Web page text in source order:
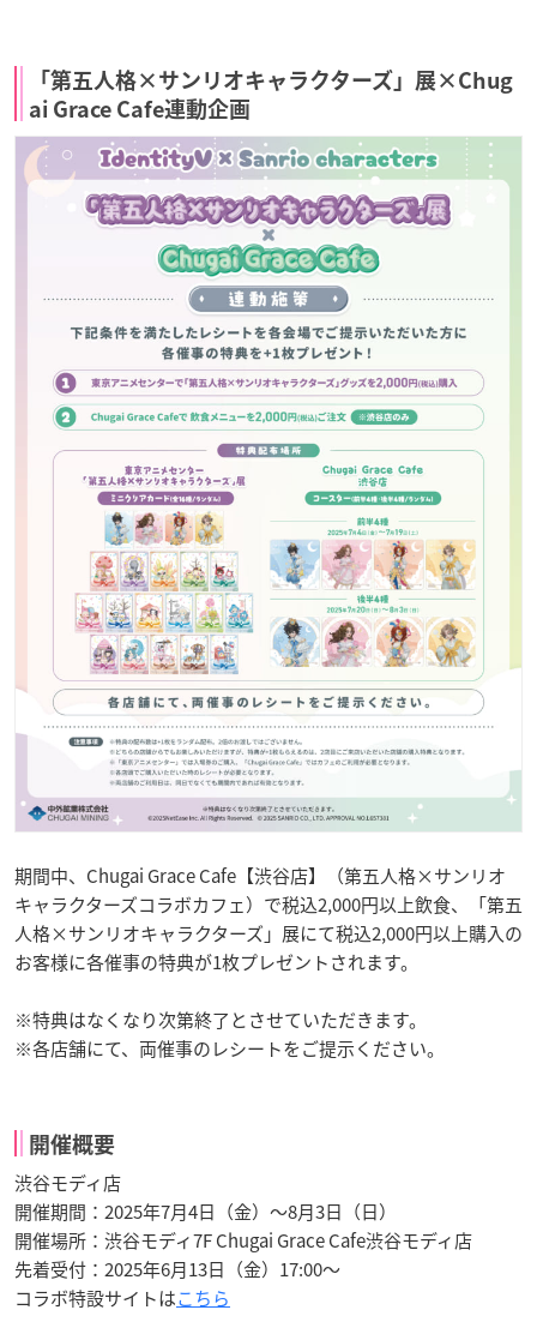
「第五人格×サンリオキャラクターズ」展×Chug
ai Grace Cafe連動企画
期間中、Chugai Grace Cafe【渋谷店】（第五人格×サンリオ
キャラクターズコラボカフェ）で税込2,000円以上飲食、「第五
人格×サンリオキャラクターズ」展にて税込2,000円以上購入の
お客様に各催事の特典が1枚プレゼントされます。
※特典はなくなり次第終了とさせていただきます。
※各店舗にて、両催事のレシートをご提示ください。
開催概要
渋谷モディ店
開催期間：2025年7月4日（金）〜8月3日（日）
開催場所：渋谷モディ7F Chugai Grace Cafe渋谷モディ店
先着受付：2025年6月13日（金）17:00～
コラボ特設サイトはこちら